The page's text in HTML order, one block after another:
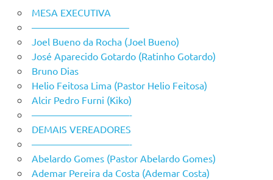
MESA EXECUTIVA
——————————
Joel Bueno da Rocha (Joel Bueno)
José Aparecido Gotardo (Ratinho Gotardo)
Bruno Dias
Helio Feitosa Lima (Pastor Helio Feitosa)
Alcir Pedro Furni (Kiko)
——————————-
DEMAIS VEREADORES
——————————-
Abelardo Gomes (Pastor Abelardo Gomes)
Ademar Pereira da Costa (Ademar Costa)